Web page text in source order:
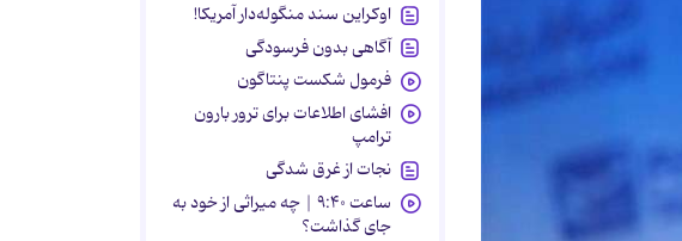
اوکراین سند منگوله‌دار آمریکا!
آگاهی بدون فرسودگی
فرمول شکست پنتاگون
افشای اطلاعات برای ترور بارون
ترامپ
نجات از غرق شدگی
ساعت ۹:۴۰ | چه میراثی از خود به
جای گذاشت؟